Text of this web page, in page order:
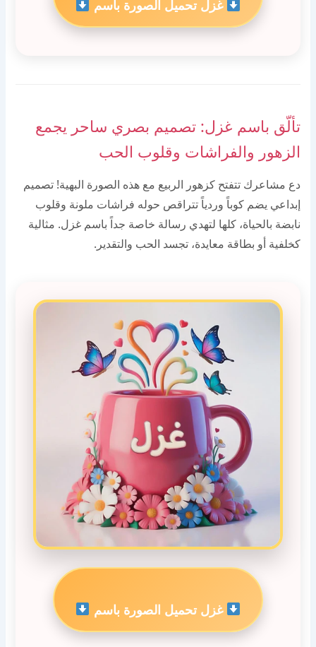
غزل تحميل الصورة باسم
تألّق باسم غزل: تصميم بصري ساحر يجمع
الزهور والفراشات وقلوب الحب
دع مشاعرك تتفتح كزهور الربيع مع هذه الصورة البهية! تصميم
إبداعي يضم كوباً وردياً تتراقص حوله فراشات ملونة وقلوب
نابضة بالحياة، كلها لتهدي رسالة خاصة جداً باسم غزل. مثالية
كخلفية أو بطاقة معايدة، تجسد الحب والتقدير.
غزل تحميل الصورة باسم